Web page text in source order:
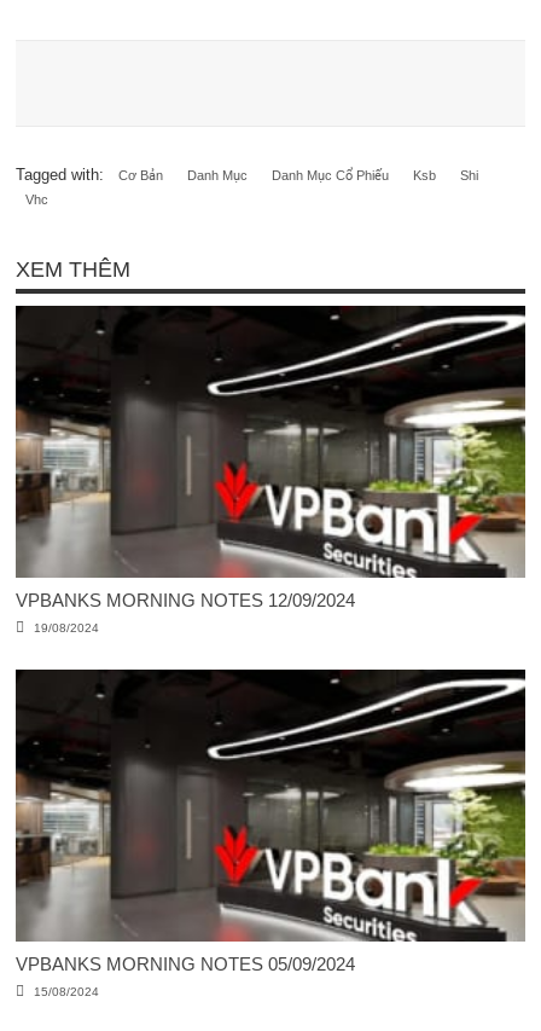
Tagged with: Cơ Bản Danh Mục Danh Mục Cổ Phiếu Ksb
Shi
Vhc
XEM THÊM
VPBANKS MORNING NOTES 12/09/2024
19/08/2024
VPBANKS MORNING NOTES 05/09/2024
15/08/2024